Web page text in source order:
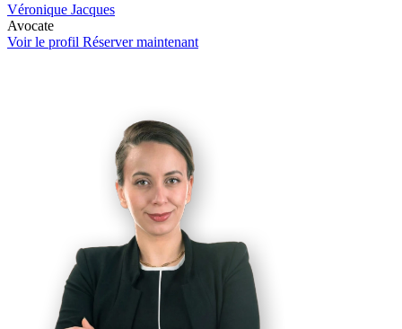
Véronique Jacques
Avocate
Voir le profil Réserver maintenant